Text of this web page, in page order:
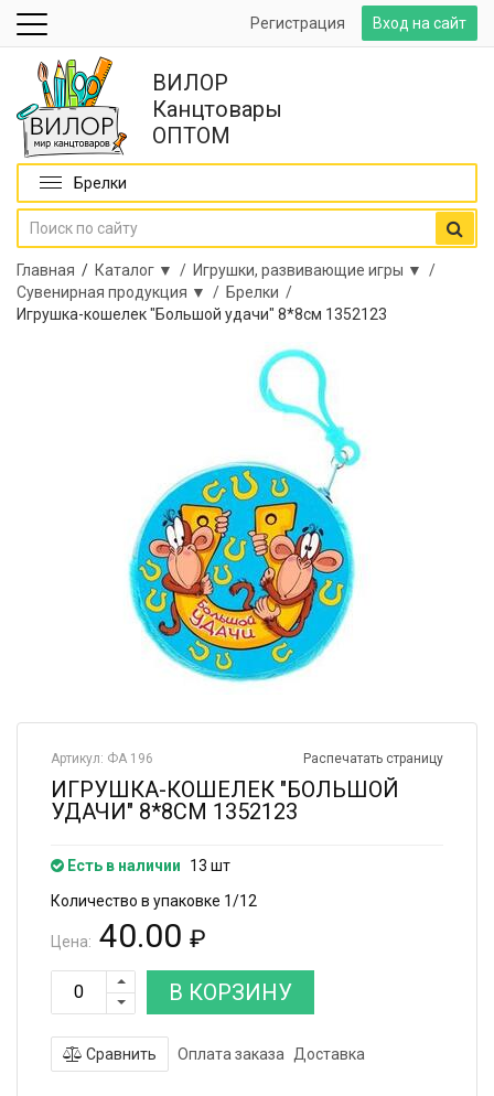
Вход на сайт
Регистрация
ВИЛОР
Канцтовары
ОПТОМ
Брелки
Главная / Каталог ▼ / Игрушки, развивающие игры ▼ /
Сувенирная продукция ▼ / Брелки /
Игрушка-кошелек "Большой удачи" 8*8см 1352123
Распечатать страницу
Артикул: ФА 196
ИГРУШКА-КОШЕЛЕК "БОЛЬШОЙ
УДАЧИ" 8*8СМ 1352123
Есть в наличии
13 шт
Количество в упаковке 1/12
Цена: 40.00 ₽
В КОРЗИНУ
Сравнить Оплата заказа Доставка